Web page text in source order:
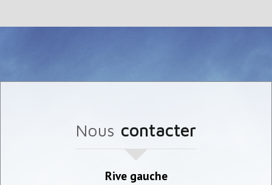
nous contacter
Rive gauche